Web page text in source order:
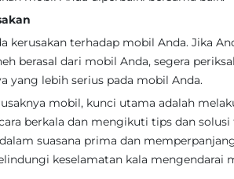
kerusakan terhadap mobil Anda. Jika
berasal dari mobil Anda, segera
yang lebih serius pada mobil Anda.
mobil, kunci utama adalah
berkala dan mengikuti tips dan
suasana prima dan
keselamatan kala mengendarai